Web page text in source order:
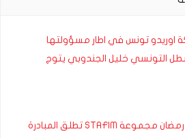
اوريدو تونس في اطار مسؤولتها
التونسي خليل الجندوبي يتوج
بمناسبة شهر رمضان مجموعة STAFIM تطلق المبادرة